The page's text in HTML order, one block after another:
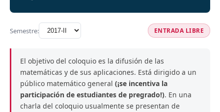
Semestre: ENTRADA LIBRE
El objetivo del coloquio es la difusión de las
matemáticas y de sus aplicaciones. Está dirigido a un
público matemático general (¡se incentiva la
participación de estudiantes de pregrado!). En una
charla del coloquio usualmente se presentan de